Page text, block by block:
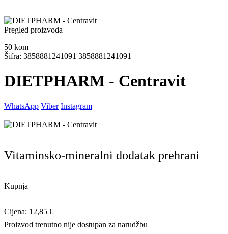
Pregled proizvoda
50 kom
Šifra: 3858881241091 3858881241091
DIETPHARM - Centravit
WhatsApp Viber Instagram
Vitaminsko-mineralni dodatak prehrani
Kupnja
Cijena: 12,85 €
Proizvod trenutno nije dostupan za narudžbu